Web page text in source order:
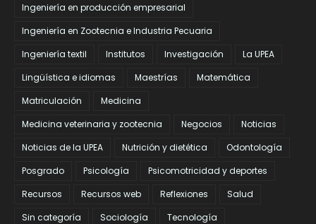
Ingeniería en producción empresarial
Ingeniería en Zootecnia e Industria Pecuaria
Ingeniería textil
Institutos Investigación
La UPEA
Lingüística e idiomas
Maestrías
Matemática
Matriculación
Medicina
Medicina veterinaria y zootecnia
Negocios
Noticias
Noticias de la UPEA
Nutrición y dietética
Odontología
Posgrado
Psicología
Psicomotricidad y deportes
Recursos
Recursos web Reflexiones
Salud
Sin categoría
Sociología
Tecnología